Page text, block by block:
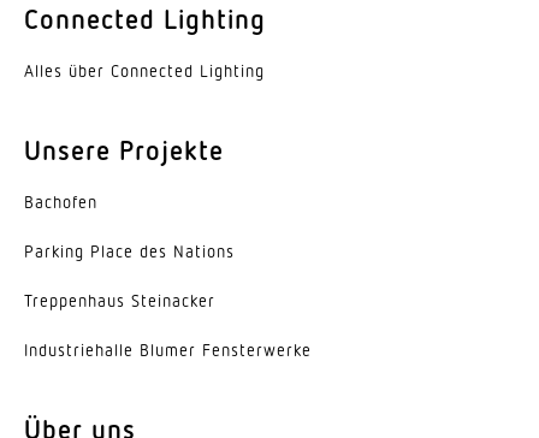
Mechanische Skalierbarkeit
9 x 9 m (81 m²)
Reichweite Tangential
9 x 9 m (81 m²)
Connected Lighting
Alles über Connected Lighting
Unsere Projekte
Bachofen
Parking Place des Nations
Trep­penhaus Steinacker
Indus­trie­halle Blumer Fensterwerke
Über uns